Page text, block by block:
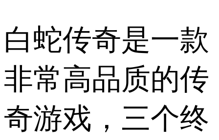
白蛇传奇是一款
非常高品质的传
奇游戏，三个终